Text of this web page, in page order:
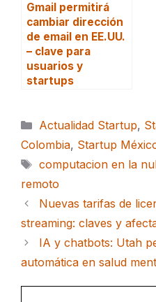
Gmail permitirá
cambiar dirección
de email en EE.UU.
– clave para
usuarios y
startups
Categorías
Actualidad Startup,
Colombia, Startup
Etiquetas
computacion en la
remoto
Nuevas tarifas de
streaming: claves y
IA y chatbots: Utah
automática en salud